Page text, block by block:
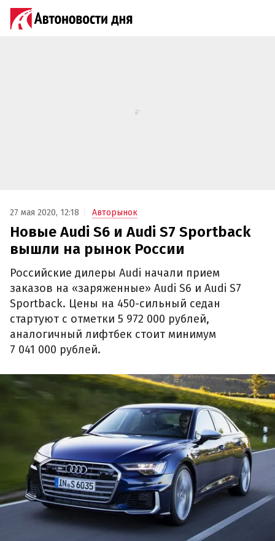
27 мая 2020, 12:18 Авторынок
Новые Audi S6 и Audi S7 Sportback
вышли на рынок России
Российские дилеры Audi начали прием
заказов на «заряженные» Audi S6 и Audi S7
Sportback. Цены на 450-сильный седан
стартуют с отметки 5 972 000 рублей,
аналогичный лифтбек стоит минимум
7 041 000 рублей.